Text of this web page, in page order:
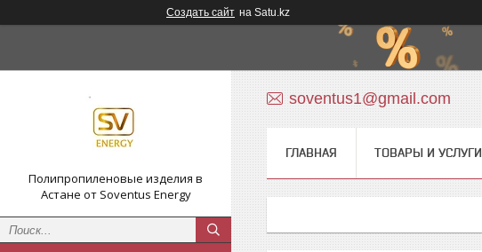
Создать сайт на Satu.kz
Полипропиленовые изделия в
Астане от Soventus Energy
soventus1@gmail.com
ГЛАВНАЯ ТОВАРЫ И УСЛУГИ